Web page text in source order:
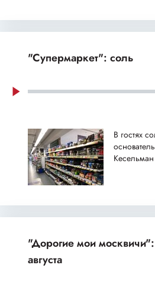
"Супермаркет": соль
В гостях
Кесельман
"Дорогие мои
августа